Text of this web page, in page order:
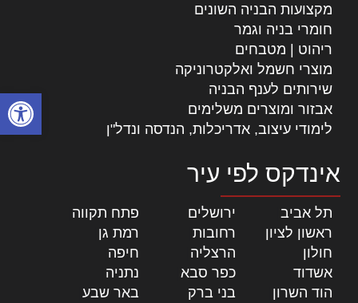
פתח
מקצועות הבניה השונים
חומרי בניה וגמר
ריהוט | מטבחים
מוצרי חשמל ואלקטרוניקה
שירותים לענף הבניה
אבזור ומוצרים משלימים
לימודי עיצוב, אדריכלות, הנדסה ונדל"ן
אינדקס לפי עיר
תל אביב ירושלים פתח תקווה
ראשון לציון
רחובות רמת גן
חולון
הרצליה חיפה
אשדוד
כפר סבא נתניה
הוד השרון
בני ברק באר שבע